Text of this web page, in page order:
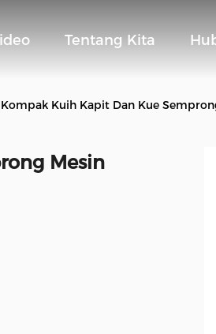
Tentang Kita
Kompak Kuih Kapit Dan Kue
Mesin